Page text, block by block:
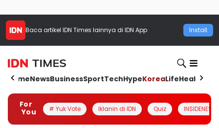
Baca artikel IDN Times lainnya di IDN App Install
HomeNewsBusinessSportTechHypeKoreaLifeHealth
For
You
# Yuk Vote Iklanin di IDN Quiz INSIDENESIA